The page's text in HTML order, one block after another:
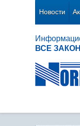
Новости
ВСЕ